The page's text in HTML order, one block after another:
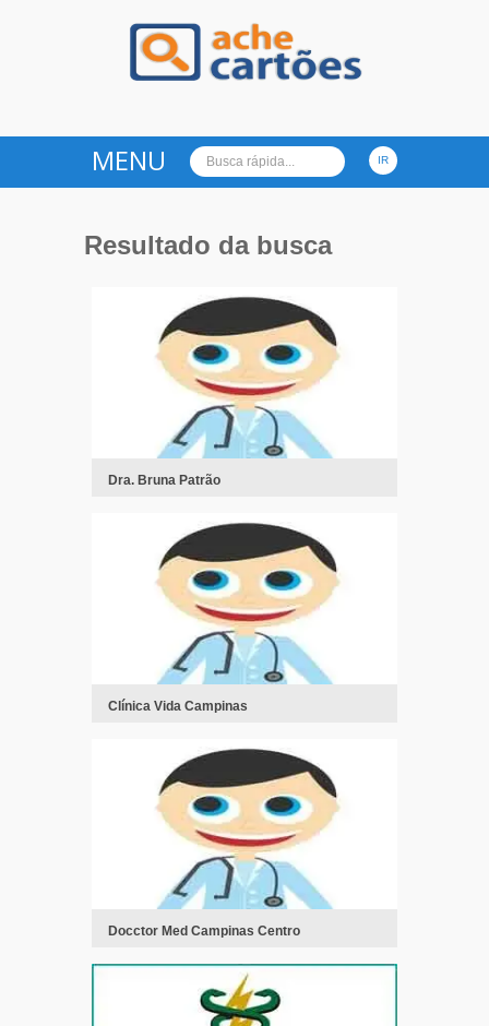
MENU
Resultado da busca
Dra. Bruna Patrão
Clínica Vida Campinas
Docctor Med Campinas Centro